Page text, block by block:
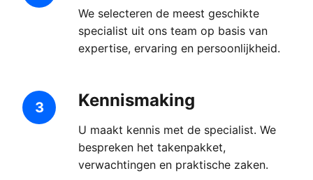
We selecteren de meest geschikte
specialist uit ons team op basis van
expertise, ervaring en persoonlijkheid.
3 Kennismaking
U maakt kennis met de specialist. We
bespreken het takenpakket,
verwachtingen en praktische zaken.